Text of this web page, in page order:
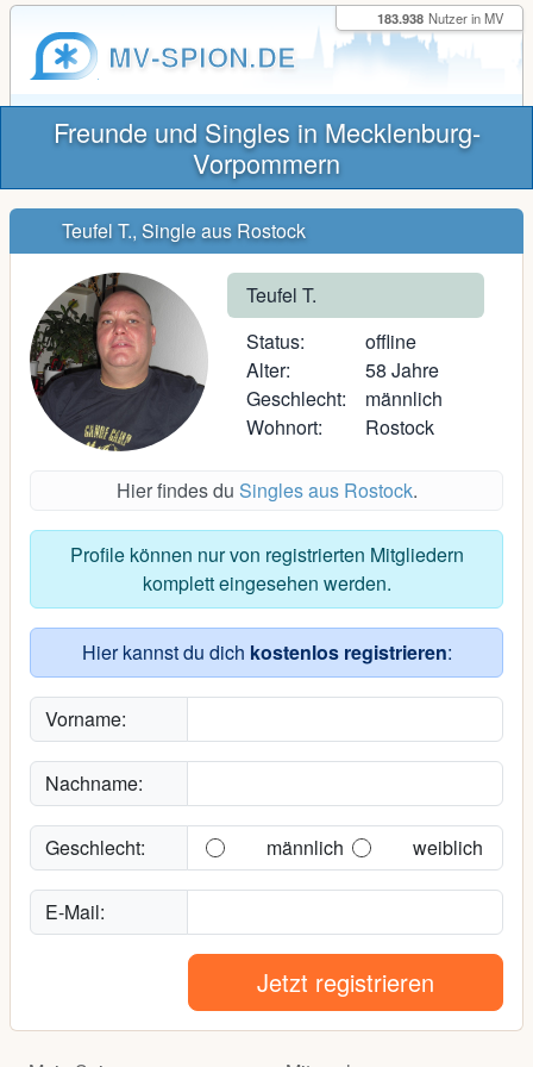
MV-SPION.DE
183.938 Nutzer in MV
Freunde und Singles in Mecklenburg-
Vorpommern
Teufel T., Single aus Rostock
Teufel T.
Status:
offline
Alter:
58 Jahre
Geschlecht:
männlich
Wohnort:
Rostock
Hier findes du Singles aus Rostock.
Profile können nur von registrierten Mitgliedern
komplett eingesehen werden.
Hier kannst du dich kostenlos registrieren:
Vorname:
Nachname:
Geschlecht: männlich weiblich
E-Mail:
Jetzt registrieren